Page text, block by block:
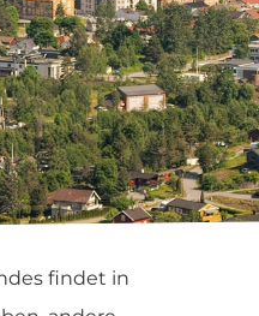
findet in